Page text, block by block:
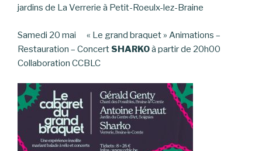
jardins de La Verrerie à Petit-Roeulx-lez-Braine
Samedi 20 mai « Le grand braquet » Animations –
Restauration – Concert SHARKOà partir de 20h00
Collaboration CCBLC